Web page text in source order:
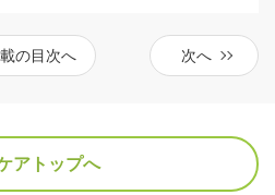
の目次へ 次へ
アトップへ